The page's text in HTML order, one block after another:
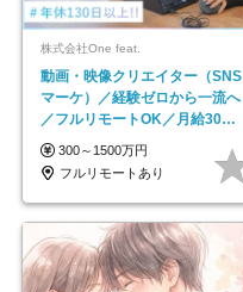
株式会社One feat.
動画・映像クリエイター（SNS
マーケ）／経験ゼロから一流へ
／フルリモートOK／月給30万
円～／年休130日以上
300～1500万円
フルリモートあり